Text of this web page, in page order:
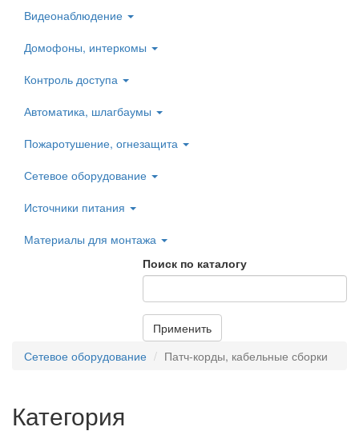
Видеонаблюдение
Домофоны, интеркомы
Контроль доступа
Автоматика, шлагбаумы
Пожаротушение, огнезащита
Сетевое оборудование
Источники питания
Материалы для монтажа
Поиск по каталогу
Применить
Сетевое оборудование
Патч-корды, кабельные сборки
Категория